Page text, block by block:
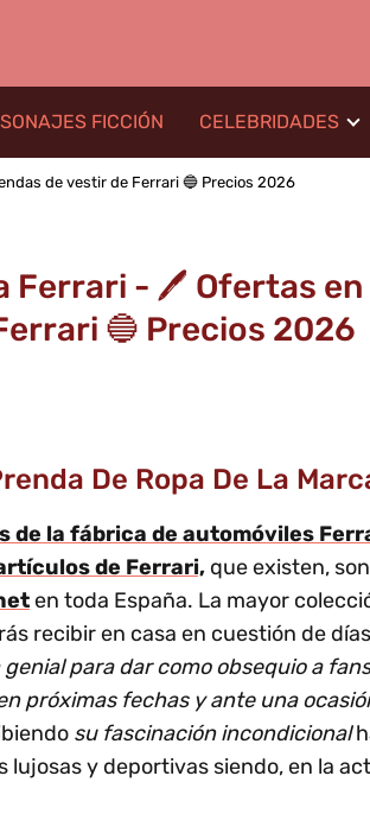
FICCIÓN CELEBRIDADES
de vestir de Ferrari 🔵 Precios 2026
Ferrari - 🖊️ Ofertas
🔵 Precios 2026
De Ropa De La
la fábrica de automóviles
de Ferrari, que existen,
en toda España. La mayor
recibir en casa en cuestión de
para dar como obsequio a
próximas fechas y ante una
su fascinación incondicional
y deportivas siendo, en la